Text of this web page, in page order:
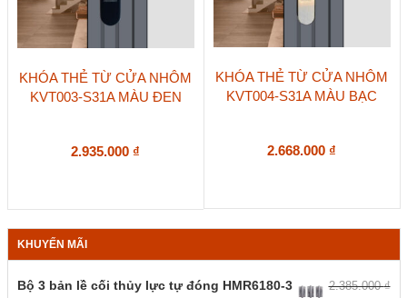
KHÓA THẺ TỪ CỬA NHÔM
KVT003-S31A MÀU ĐEN
2.935.000 ₫
KHÓA THẺ TỪ CỬA NHÔM
KVT004-S31A MÀU BẠC
2.668.000 ₫
KHUYẾN MÃI
Bộ 3 bản lề cối thủy lực tự đóng HMR6180-3 2.385.000₫